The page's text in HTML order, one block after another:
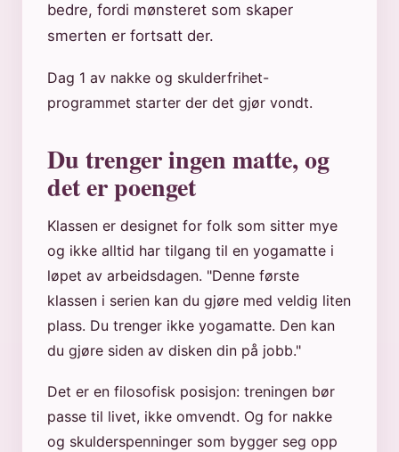
bedre, fordi mønsteret som skaper
smerten er fortsatt der.
Dag 1 av nakke og skulderfrihet-
programmet starter der det gjør vondt.
Du trenger ingen matte, og
det er poenget
Klassen er designet for folk som sitter mye
og ikke alltid har tilgang til en yogamatte i
løpet av arbeidsdagen. "Denne første
klassen i serien kan du gjøre med veldig liten
plass. Du trenger ikke yogamatte. Den kan
du gjøre siden av disken din på jobb."
Det er en filosofisk posisjon: treningen bør
passe til livet, ikke omvendt. Og for nakke
og skulderspenninger som bygger seg opp